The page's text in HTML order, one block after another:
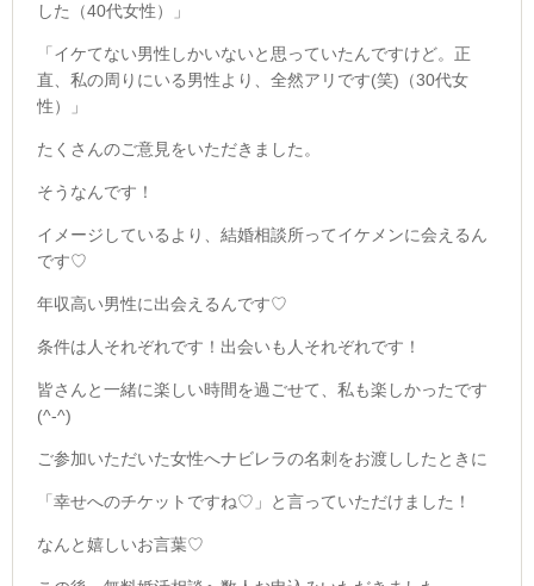
した（40代女性）」
「イケてない男性しかいないと思っていたんですけど。正
直、私の周りにいる男性より、全然アリです(笑)（30代女
性）」
たくさんのご意見をいただきました。
そうなんです！
イメージしているより、結婚相談所ってイケメンに会えるん
です♡
年収高い男性に出会えるんです♡
条件は人それぞれです！出会いも人それぞれです！
皆さんと一緒に楽しい時間を過ごせて、私も楽しかったです
(^-^)
ご参加いただいた女性へナビレラの名刺をお渡ししたときに
「幸せへのチケットですね♡」と言っていただけました！
なんと嬉しいお言葉♡